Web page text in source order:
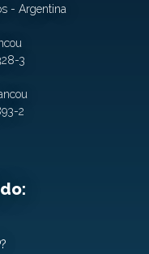
- Argentina
3
2